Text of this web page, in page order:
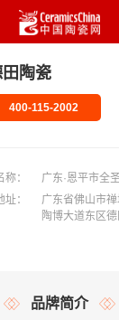
陶瓷
400-115-2002
：
广东·恩平市全
：
广东省佛山市
陶博大道东区
品牌简介